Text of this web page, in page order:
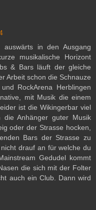
in den Ausgang
musikalische Horizont
& Bars läuft der gleiche
Arbeit schon die Schnauze
RockArena Herblingen
mit Musik die einem
ist die Wikingerbar viel
Anhänger guter Musik
oder der Strasse hocken,
Bars der Strasse zu
drauf an für welche du
Gedudel kommt
die sich mit der Folter
auch ein Club. Dann wird